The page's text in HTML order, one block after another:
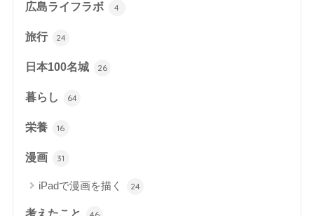
広島ライフラボ 4
旅行 24
日本100名城 26
暮らし 64
栄養 16
漫画 31
iPadで漫画を描く 24